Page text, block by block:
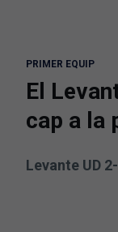
PRIMER EQUIP
El
cap a la
Levante UD